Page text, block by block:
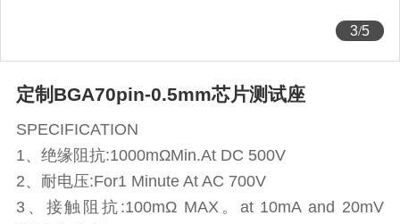
3/5
定制BGA70pin-0.5mm芯片测试座
SPECIFICATION
1、绝缘阻抗:1000mΩMin.At DC 500V
2、耐电压:For1 Minute At AC 700V
3、接触阻抗:100mΩ MAX。at 10mA and 20mV